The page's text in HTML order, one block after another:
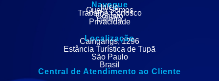
Navegue
Início
Quem Somos
Trabalhe Conosco
Contato
Galeria
Privacidade
Localização
Caingangs, 1296
Estância Turística de Tupã
São Paulo
Brasil
Central de Atendimento ao Cliente